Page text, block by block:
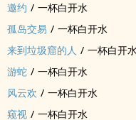
邀约 / 一杯白开水
孤岛交易 / 一杯白开水
来到垃圾窟的人 / 一杯白开
游蛇 / 一杯白开水
风云欢 / 一杯白开水
窥视 / 一杯白开水